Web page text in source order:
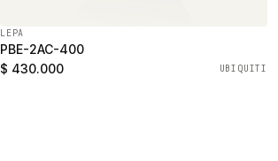
LEPA
PBE-2AC-400
$ 430.000
UBIQUITI